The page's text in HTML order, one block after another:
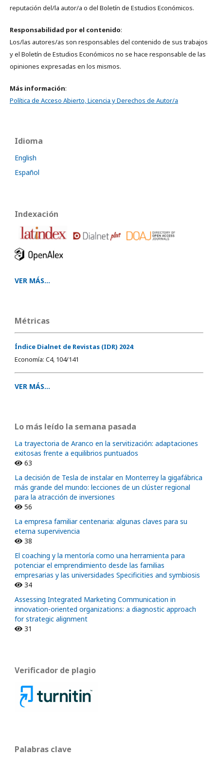
reputación del/la autor/a o del Boletín de Estudios Económicos.
Responsabilidad por el contenido:
Los/las autores/as son responsables del contenido de sus trabajos
y el Boletín de Estudios Económicos no se hace responsable de las
opiniones expresadas en los mismos.
Más información:
Política de Acceso Abierto, Licencia y Derechos de Autor/a
Idioma
English
Español
Indexación
VER MÁS...
Métricas
Índice Dialnet de Revistas (IDR) 2024:
Economía: C4, 104/141
VER MÁS...
Lo más leído la semana pasada
La trayectoria de Aranco en la servitización: adaptaciones
exitosas frente a equilibrios puntuados
63
La decisión de Tesla de instalar en Monterrey la gigafábrica
más grande del mundo: lecciones de un clúster regional
para la atracción de inversiones
56
La empresa familiar centenaria: algunas claves para su
eterna supervivencia
38
El coaching y la mentoría como una herramienta para
potenciar el emprendimiento desde las familias
empresarias y las universidades Specificities and symbiosis
34
Assessing Integrated Marketing Communication in
innovation-oriented organizations: a diagnostic approach
for strategic alignment
31
Verificador de plagio
Palabras clave